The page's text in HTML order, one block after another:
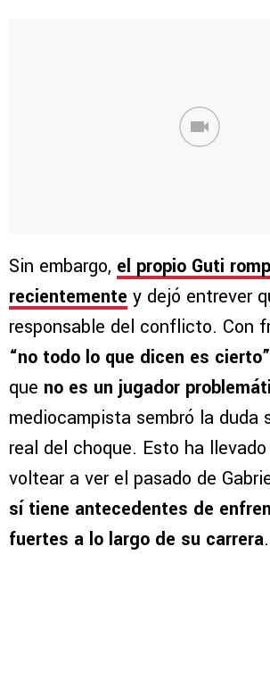
Sin embargo, el propio Guti
recientemente y dejó entrever
responsable del conflicto. Con
“no todo lo que dicen es cierto”
que no es un jugador
mediocampista sembró la duda
real del choque. Esto ha
voltear a ver el pasado de
sí tiene antecedentes de
fuertes a lo largo de su carrera.